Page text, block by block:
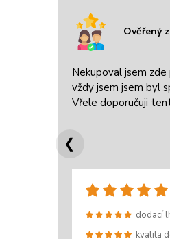
Ověřený
Nekupoval jsem zde
vždy jsem jsem byl
Vřele doporučuji
dodací
kvalita
❮